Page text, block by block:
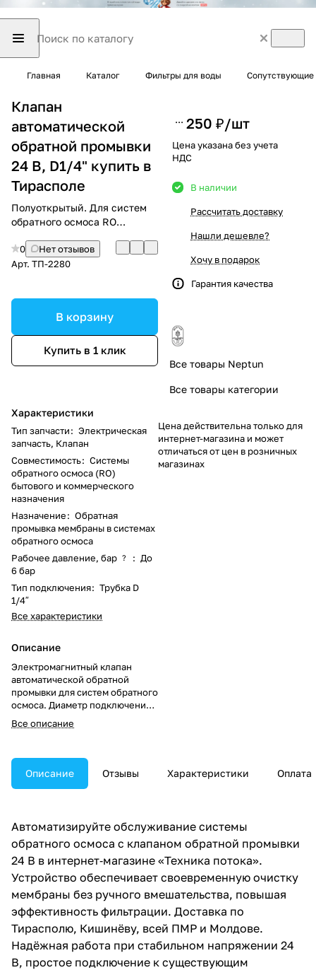
Главная Каталог Фильтры для воды
Клапан
автоматической
обратной промывки
24 В, D1/4" купить в
Тирасполе
Полуоткрытый. Для систем
обратного осмоса RO
потоком)
0
Нет отзывов
Арт. ТП-2280
В корзину
Купить в 1 клик
Характеристики
Тип запчасти: Электрическая
запчасть, Клапан
Совместимость: Системы
обратного осмоса (RO)
бытового и коммерческого
назначения
Назначение: Обратная
промывка мембраны в системах
обратного осмоса
Рабочее давление, бар ? : До
6 бар
Тип подключения: Трубка D
1/4″
Все характеристики
Описание
Электромагнитный клапан
автоматической обратной
промывки для систем обратного
осмоса. Диаметр подключения
— 1/4″, питание — 24 В.
Автоматизирует процесс
срок службы системы
водоочистки. Подходит для
бытовых и коммерческих
Все описание
250 ₽/шт
Цена указана без учета
НДС
В наличии
Рассчитать доставку
Нашли дешевле?
Хочу в подарок
Гарантия качества
Все товары Neptun
Все товары категории
Цена действительна только для
интернет-магазина и может
отличаться от цен в розничных
магазинах
Описание Отзывы Характеристики Оплата
Автоматизируйте обслуживание системы
обратного осмоса с клапаном обратной промывки
24 В в интернет‑магазине «Техника потока».
Устройство обеспечивает своевременную очистку
мембраны без ручного вмешательства, повышая
эффективность фильтрации. Доставка по
Тирасполю, Кишинёву, всей ПМР и Молдове.
Надёжная работа при стабильном напряжении 24
В, простое подключение к существующим